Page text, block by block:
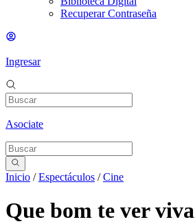
Recuperar Contraseña
Ingresar
Asociate
Inicio /Espectáculos /Cine
Que bom te ver viva